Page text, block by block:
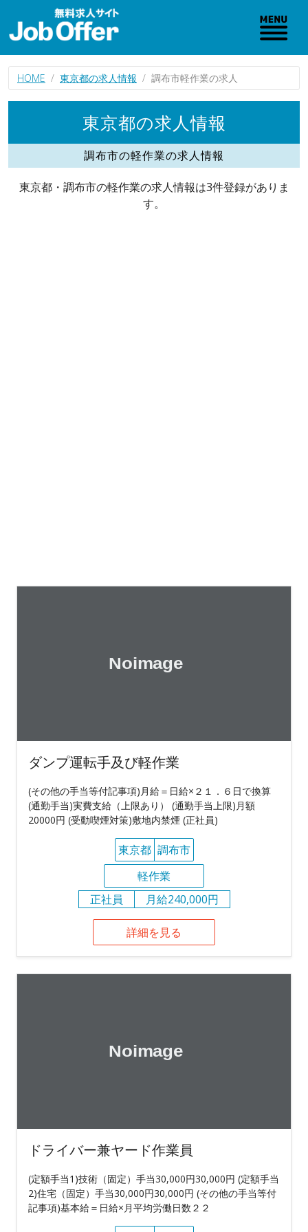
HOME 東京都の求人情報 調布市軽作業の求人
東京都の求人情報
調布市の軽作業の求人情報
東京都・調布市の軽作業の求人情報は3件登録がありま
す。
ダンプ運転手及び軽作業
(その他の手当等付記事項)月給＝日給×２１．６日で換算
(通勤手当)実費支給（上限あり） (通勤手当上限)月額
20000円 (受動喫煙対策)敷地内禁煙 (正社員)
東京都 調布市
軽作業
正社員
月給240,000円
詳細を見る
ドライバー兼ヤード作業員
(定額手当1)技術（固定）手当30,000円30,000円 (定額手当
2)住宅（固定）手当30,000円30,000円 (その他の手当等付
記事項)基本給＝日給×月平均労働日数２２